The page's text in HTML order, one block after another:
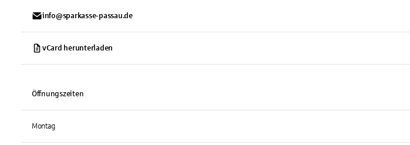
info@sparkasse-passau.de
vCard herunterladen
Öffnungszeiten
Montag